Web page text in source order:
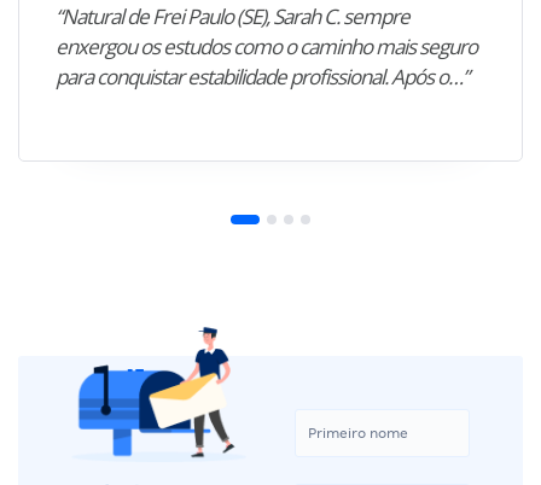
“Natural de Frei Paulo (SE), Sarah C. sempre
enxergou os estudos como o caminho mais seguro
para conquistar estabilidade profissional. Após o…”